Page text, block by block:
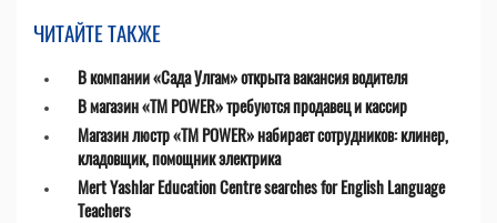
ЧИТАЙТЕ ТАКЖЕ
В компании «Сада Улгам» открыта вакансия водителя
В магазин «TM POWER» требуются продавец и кассир
Магазин люстр «TM POWER» набирает сотрудников: клинер,
кладовщик, помощник электрика
Mert Yashlar Education Centre searches for English Language
Teachers